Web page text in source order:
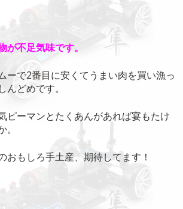
不足気味です。
ーで2番目に安くてうまい肉を買い漁っ
んどめです。
ピーマンとたくあんがあれば宴もたけ
おもしろ手土産、期待してます！